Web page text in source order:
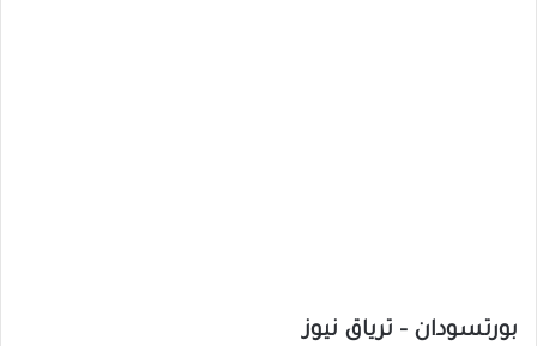
بورتسودان – ترياق نيوز